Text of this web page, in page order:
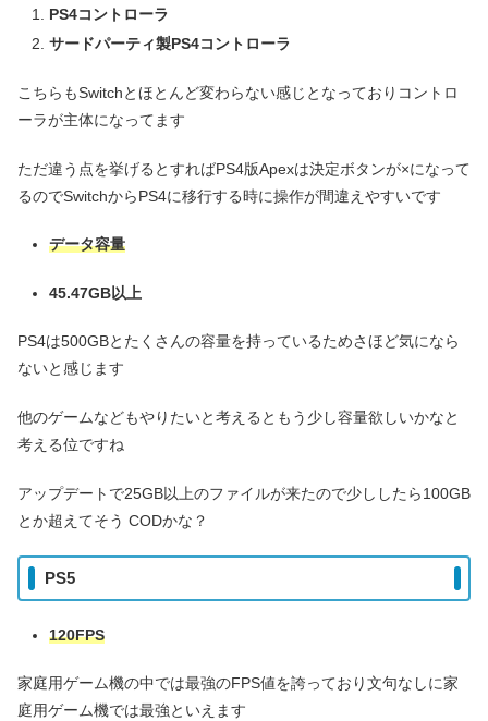
PS4コントローラ
サードパーティ製PS4コントローラ
こちらもSwitchとほとんど変わらない感じとなっておりコントロ
ーラが主体になってます
ただ違う点を挙げるとすればPS4版Apexは決定ボタンが×になって
るのでSwitchからPS4に移行する時に操作が間違えやすいです
データ容量
45.47GB以上
PS4は500GBとたくさんの容量を持っているためさほど気になら
ないと感じます
他のゲームなどもやりたいと考えるともう少し容量欲しいかなと
考える位ですね
アップデートで25GB以上のファイルが来たので少ししたら100GB
とか超えてそう CODかな？
PS5
120FPS
家庭用ゲーム機の中では最強のFPS値を誇っており文句なしに家
庭用ゲーム機では最強といえます